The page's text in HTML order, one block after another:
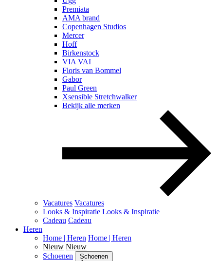
Premiata
AMA brand
Copenhagen Studios
Mercer
Hoff
Birkenstock
VIA VAI
Floris van Bommel
Gabor
Paul Green
Xsensible Stretchwalker
Bekijk alle merken
Vacatures Vacatures
Looks & Inspiratie Looks & Inspiratie
Cadeau Cadeau
Heren
Home | Heren Home | Heren
Nieuw Nieuw
Schoenen
Schoenen